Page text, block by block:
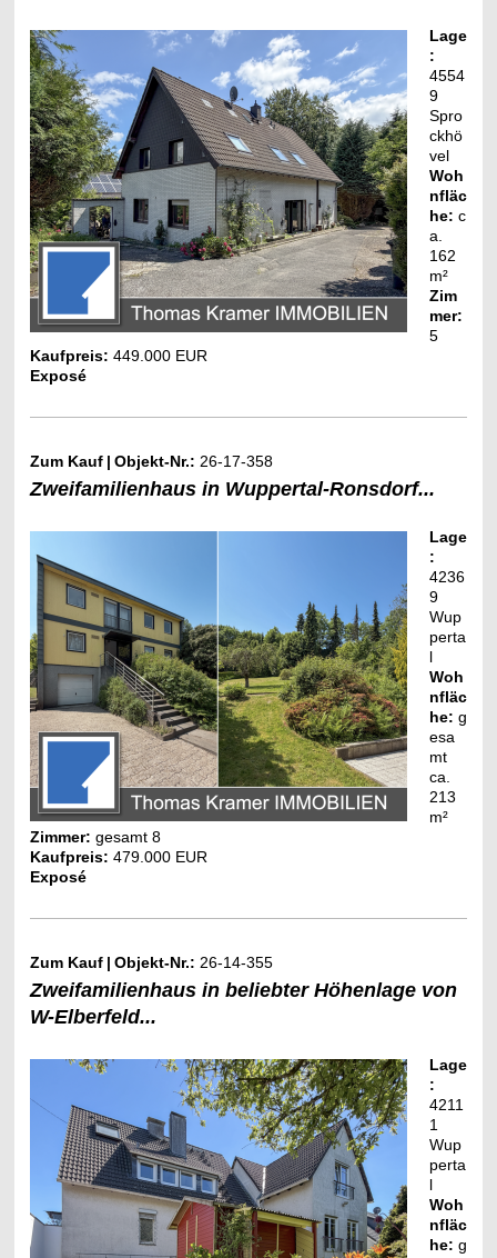
Lage
:
4554
9
Spro
ckhö
vel
Woh
nfläc
he: c
a.
162
m²
Zim
mer:
5
Kaufpreis: 449.000 EUR
Exposé
Zum Kauf | Objekt-Nr.: 26-17-358
Zweifamilienhaus in Wuppertal-Ronsdorf...
Lage
:
4236
9
Wup
perta
l
Woh
nfläc
he: g
esa
mt
ca.
213
m²
Zimmer: gesamt 8
Kaufpreis: 479.000 EUR
Exposé
Zum Kauf | Objekt-Nr.: 26-14-355
Zweifamilienhaus in beliebter Höhenlage von
W-Elberfeld...
Lage
:
4211
1
Wup
perta
l
Woh
nfläc
he: g